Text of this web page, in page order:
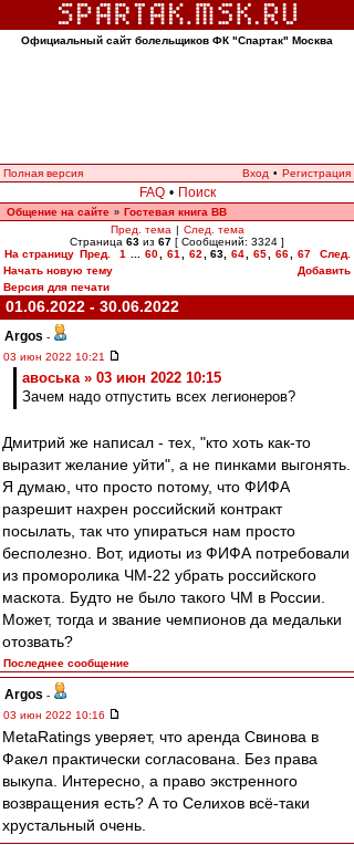
Официальный сайт болельщиков ФК "Спартак" Москва
Полная версия Вход • Регистрация
FAQ • Поиск
Общение на сайте » Гостевая книга ВВ
Пред. тема | След. тема
Страница 63 из 67 [ Сообщений: 3324 ]
На страницу Пред. 1 60 61 62 63, 64 65 66 67
След.
Начать новую тему
Добавить
Версия для печати
01.06.2022 - 30.06.2022
Argos -
03 июн 2022 10:21
авоська » 03 июн 2022 10:15
Зачем надо отпустить всех легионеров?
Дмитрий же написал - тех, "кто хоть как-то
выразит желание уйти", а не пинками выгонять.
Я думаю, что просто потому, что ФИФА
разрешит нахрен российский контракт
посылать, так что упираться нам просто
бесполезно. Вот, идиоты из ФИФА потребовали
из проморолика ЧМ-22 убрать российского
маскота. Будто не было такого ЧМ в России.
Может, тогда и звание чемпионов да медальки
отозвать?
Последнее сообщение
Argos -
03 июн 2022 10:16
MetaRatings уверяет, что аренда Свинова в
Факел практически согласована. Без права
выкупа. Интересно, а право экстренного
возвращения есть? А то Селихов всё-таки
хрустальный очень.